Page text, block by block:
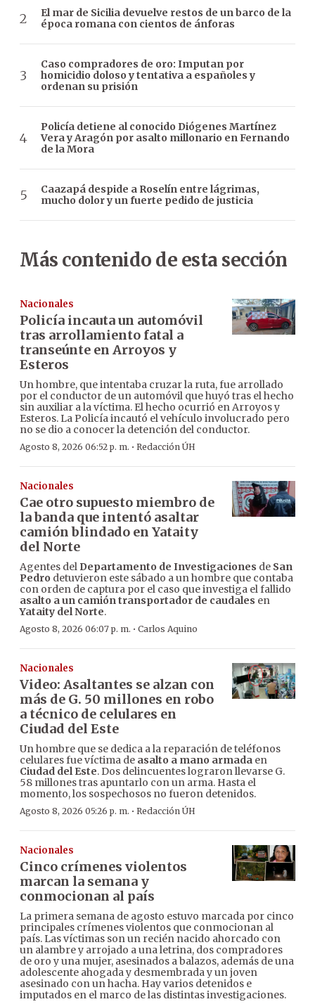
El mar de Sicilia devuelve restos de un barco de la
época romana con cientos de ánforas
Caso compradores de oro: Imputan por
homicidio doloso y tentativa a españoles y
ordenan su prisión
Policía detiene al conocido Diógenes Martínez
Vera y Aragón por asalto millonario en Fernando
de la Mora
Caazapá despide a Roselín entre lágrimas,
mucho dolor y un fuerte pedido de justicia
Más contenido de esta sección
Nacionales
Policía incauta un automóvil
tras arrollamiento fatal a
transeúnte en Arroyos y
Esteros
Un hombre, que intentaba cruzar la ruta, fue arrollado
por el conductor de un automóvil que huyó tras el hecho
sin auxiliar a la víctima. El hecho ocurrió en Arroyos y
Esteros. La Policía incautó el vehículo involucrado pero
no se dio a conocer la detención del conductor.
Agosto 8, 2026 06:52 p. m. · Redacción ÚH
Nacionales
Cae otro supuesto miembro de
la banda que intentó asaltar
camión blindado en Yataity
del Norte
Agentes del Departamento de Investigaciones de San
Pedro detuvieron este sábado a un hombre que contaba
con orden de captura por el caso que investiga el fallido
asalto a un camión transportador de caudales en
Yataity del Norte.
Agosto 8, 2026 06:07 p. m. · Carlos Aquino
Nacionales
Video: Asaltantes se alzan con
más de G. 50 millones en robo
a técnico de celulares en
Ciudad del Este
Un hombre que se dedica a la reparación de teléfonos
celulares fue víctima de asalto a mano armada en
Ciudad del Este. Dos delincuentes lograron llevarse G.
58 millones tras apuntarlo con un arma. Hasta el
momento, los sospechosos no fueron detenidos.
Agosto 8, 2026 05:26 p. m. · Redacción ÚH
Nacionales
Cinco crímenes violentos
marcan la semana y
conmocionan al país
La primera semana de agosto estuvo marcada por cinco
principales crímenes violentos que conmocionan al
país. Las víctimas son un recién nacido ahorcado con
un alambre y arrojado a una letrina, dos compradores
de oro y una mujer, asesinados a balazos, además de una
adolescente ahogada y desmembrada y un joven
asesinado con un hacha. Hay varios detenidos e
imputados en el marco de las distintas investigaciones.